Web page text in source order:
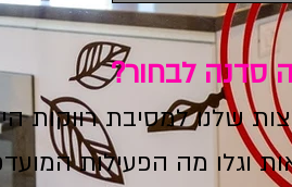
סדנה לבחור?
שלנו למסיבת רווקות
וגלו מה הפעילות